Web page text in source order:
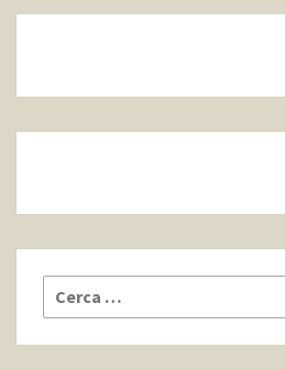
Cerca: